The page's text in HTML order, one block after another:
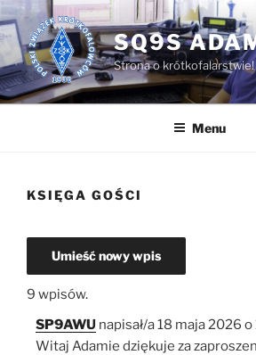
Przejdź
do
treści
SQ9S
Strona o krótkofalarstwie!
Menu
KSIĘGA GOŚCI
9 wpisów.
SP9AWU napisał/a18 maja 2026 o
Witaj Adamie dziękuje za